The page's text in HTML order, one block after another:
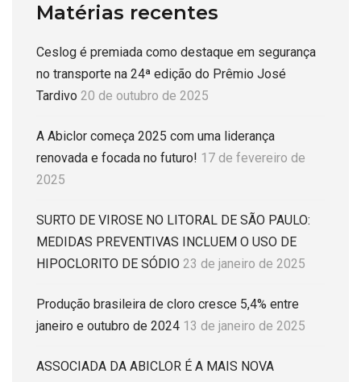
Matérias recentes
Ceslog é premiada como destaque em segurança
no transporte na 24ª edição do Prêmio José
Tardivo 20 de outubro de 2025
A Abiclor começa 2025 com uma liderança
renovada e focada no futuro! 17 de fevereiro de
2025
SURTO DE VIROSE NO LITORAL DE SÃO PAULO:
MEDIDAS PREVENTIVAS INCLUEM O USO DE
HIPOCLORITO DE SÓDIO 23 de janeiro de 2025
Produção brasileira de cloro cresce 5,4% entre
janeiro e outubro de 2024 13 de janeiro de 2025
ASSOCIADA DA ABICLOR É A MAIS NOVA